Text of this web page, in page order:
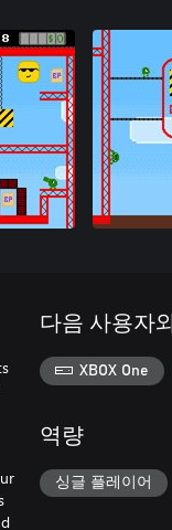
다음 사용자
XBOX One
역량
싱글 플레이어